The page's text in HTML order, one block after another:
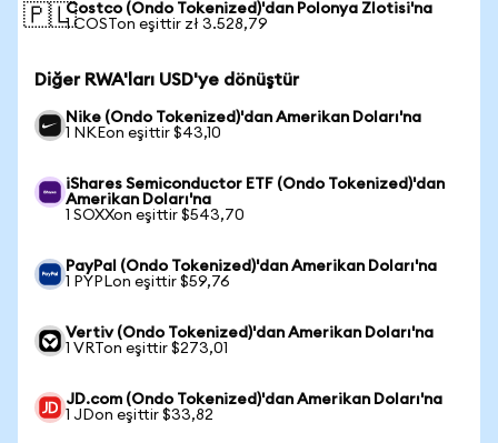
🇵🇱Costco (Ondo Tokenized)'dan Polonya Zlotisi'na
1 COSTon eşittir zł 3.528,79
Diğer RWA'ları USD'ye dönüştür
Nike (Ondo Tokenized)'dan Amerikan Doları'na
1 NKEon eşittir $43,10
iShares Semiconductor ETF (Ondo Tokenized)'dan
Amerikan Doları'na
1 SOXXon eşittir $543,70
PayPal (Ondo Tokenized)'dan Amerikan Doları'na
1 PYPLon eşittir $59,76
Vertiv (Ondo Tokenized)'dan Amerikan Doları'na
1 VRTon eşittir $273,01
JD.com (Ondo Tokenized)'dan Amerikan Doları'na
1 JDon eşittir $33,82